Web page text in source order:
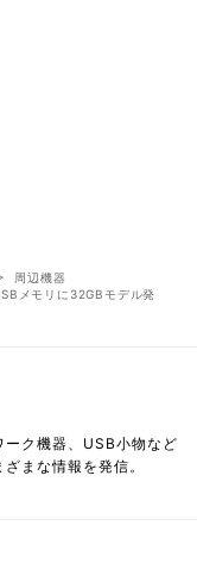
周辺機器
メモリに32GBモデル発
ーク機器、USB小物など
まな情報を発信。